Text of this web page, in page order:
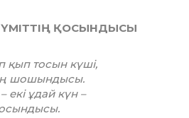
ҚОСЫНДЫСЫ
қып тосын күші,
шошындысы.
екі ұдай күн –